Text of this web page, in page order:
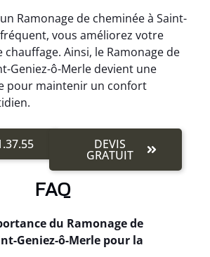
Ramonage de cheminée à Saint-
vous améliorez votre
Ainsi, le Ramonage de
Geniez-ô-Merle devient une
pour maintenir un confort
DEVIS
GRATUIT
FAQ
du Ramonage de
Geniez-ô-Merle pour la